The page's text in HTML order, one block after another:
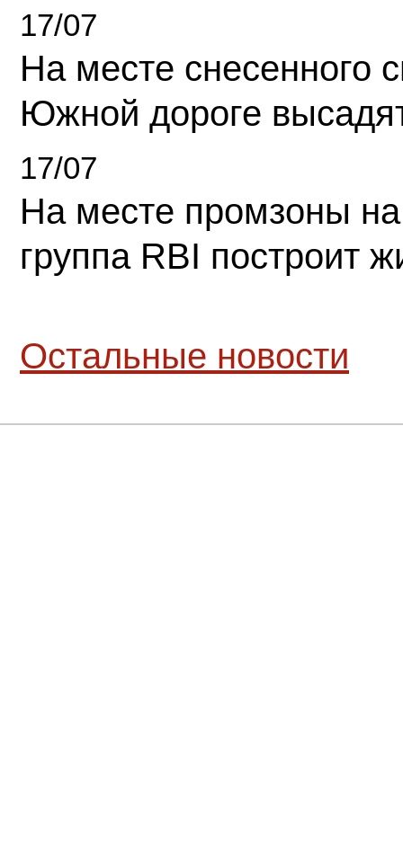
17/07
На месте снесенного
Южной дороге
17/07
На месте промзоны
группа RBI построит
Остальные новости